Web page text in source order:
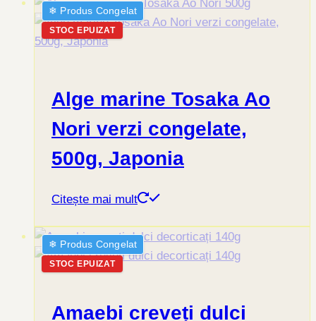
❄︎ Produs Congelat
STOC EPUIZAT
Alge marine Tosaka Ao
Nori verzi congelate,
500g, Japonia
Citește mai mult
❄︎ Produs Congelat
STOC EPUIZAT
Amaebi creveți dulci